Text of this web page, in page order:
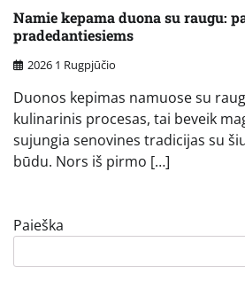
Namie kepama duona su raugu:
pradedantiesiems
2026 1 Rugpjūčio
Duonos kepimas namuose su
kulinarinis procesas, tai beveik
sujungia senovines tradicijas su
būdu. Nors iš pirmo […]
Paieška